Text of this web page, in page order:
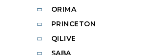
ORIMA
PRINCETON
QILIVE
SABA